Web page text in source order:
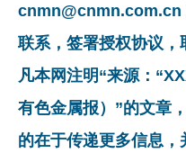
cnmn@cnmn.com.cn
联系，签署授权协议，
凡本网注明“来源：
有色金属报）”的文章
的在于传递更多信息